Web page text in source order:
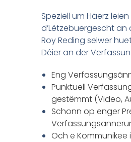
Speziell um Häerz
d’Lëtzebuergescht an
Roy Reding selwer
Déier an der
Eng
Punktuell
gestëmmt (Video,
Schonn op enger
Och e Kommunikee